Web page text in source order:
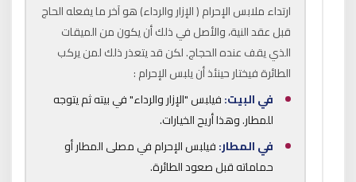
ارتداء ملابس الإحرام ( الإزار والرداء) هو آخر ما يفعله الحاج
قبل عقد النية، والأصل في ذلك أن يكون من الميقات
الذي يقف عنده الحجاج. لكن قد يتعذر ذلك لمن يركب
الطائرة فيختار حينئذ أن يلبس الإحرام :
في البيت:فيلبس "الإزار والرداء" في بيته ثم يتوجه
للمطار. وهذا أريح الخيارات.
في المطار:فيلبس الإحرام في مصلى المطار أو
حماماته قبل صعود الطائرة.